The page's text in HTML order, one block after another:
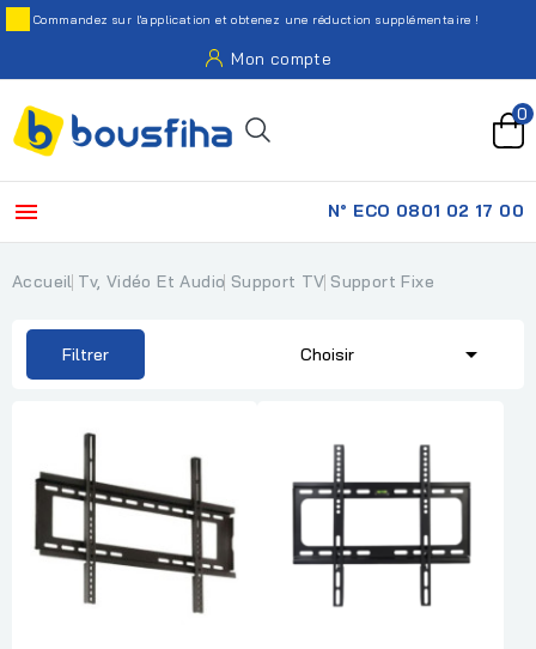
Commandez sur l'application et obtenez une réduction supplémentaire !
Mon compte
0
 N° ECO 0801 02 17 00
Accueil Tv, Vidéo Et Audio Support TV Support Fixe
Filtrer Choisir 